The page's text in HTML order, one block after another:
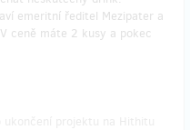
emeritní ředitel Mezipater a
ceně máte 2 kusy a pokec